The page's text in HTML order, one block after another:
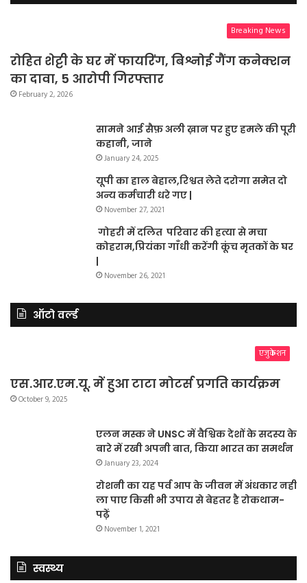
Breaking News
रोहित शेट्टी के घर में फायरिंग, बिश्नोई गैंग कनेक्शन
का दावा, 5 आरोपी गिरफ्तार
February 2, 2026
सामने आई सैफ़ अली ख़ान पर हुए हमले की पूरी
कहानी, जाने
January 24, 2025
यूपी का हाल बेहाल,रिश्वत लेते दरोगा समेत दो
अन्य कर्मचारी धरे गए |
November 27, 2021
गोहरी में दलित परिवार की हत्या से मचा
कोहराम,प्रियंका गाँधी करेंगी कूंच मृतकों के घर
|
November 26, 2021
ऑटो वर्ल्ड
एजुकेशन
एस.आर.एम.यू. में हुआ टाटा मोटर्स प्रगति कार्यक्रम
October 9, 2025
एलन मस्क ने UNSC में वैश्विक देशों के सदस्य के
बारे में रखी अपनी बात, किया भारत का समर्थन
January 23, 2024
रोशनी का यह पर्व आप के जीवन में अंधकार नहीं
ला पाए किसी भी उपाय से बेहतर है रोकथाम-
पढ़ें
November 1, 2021
स्वस्थ्य